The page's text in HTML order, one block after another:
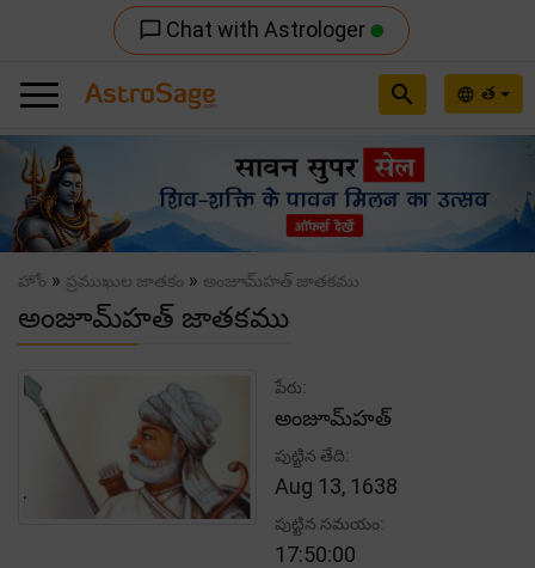
chat_bubble_outline Chat with Astrologer
language త
search
Previous
హోం » ప్రముఖుల జాతకం » అంజూమ్‌హత్ జాతకము
అంజూమ్‌హత్ జాతకము
పేరు:
అంజూమ్‌హత్
పుట్టిన తేది:
Aug 13, 1638
పుట్టిన సమయం:
17:50:00